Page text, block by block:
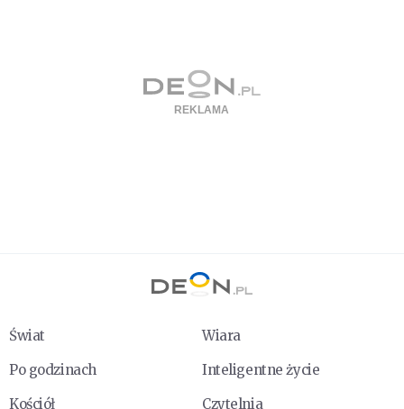
Świat
Wiara
Po godzinach
Inteligentne życie
Kościół
Czytelnia